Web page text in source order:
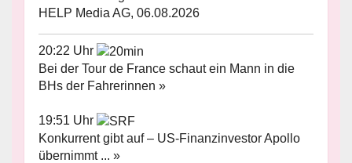
HELP Media AG, 06.08.2026
20:22 Uhr
Bei der Tour de France schaut ein Mann in die
BHs der Fahrerinnen »
19:51 Uhr
Konkurrent gibt auf – US-Finanzinvestor Apollo
übernimmt ... »